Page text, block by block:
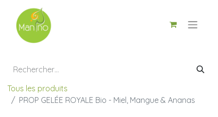
Tous les produits
PROP GELÉE ROYALE Bio - Miel, Mangue & Ananas